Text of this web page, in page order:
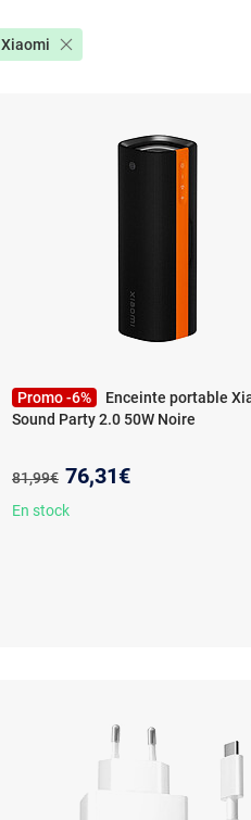
Xiaomi
Promo -6%
Enceinte portable
Sound Party 2.0 50W Noire
Ancien prix :
81,99€ Nouveau prix :
76,31€
En stock